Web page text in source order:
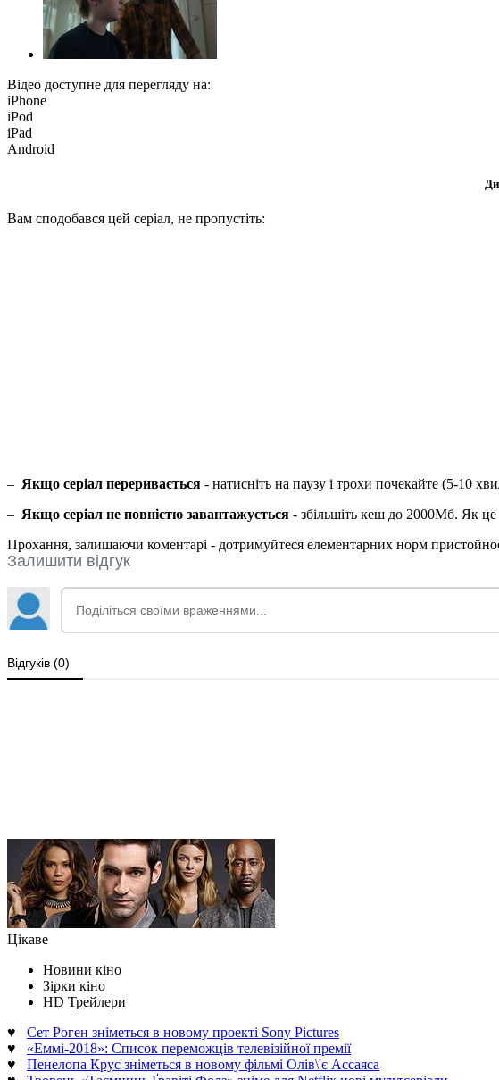
Відео доступне для перегляду на:
iPhone
iPod
iPad
Android
Вам сподобався цей серіал, не пропустіть:
– Якщо серіал переривається - натисніть на паузу і трохи почекайте (5-10
– Якщо серіал не повністю завантажується - збільшіть кеш до 2000Мб. Як
Прохання, залишаючи коментарі - дотримуйтеся елементарних норм
Цікаве
Новини кіно
Зірки кіно
HD Трейлери
♥ Сет Роген зніметься в новому проекті Sony Pictures
♥ «Еммі-2018»: Список переможців телевізійної премії
♥ Пенелопа Крус зніметься в новому фільмі Олів\'є Ассаяса